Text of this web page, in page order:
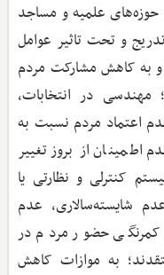
علمیه و مساجد
و تحت تاثیر عوامل
به کاهش مشارکت مردم
در انتخابات،
اعتماد مردم نسبت به
اطمینان از بروز تغییر
کنترلی و نظارتی یا
شایسته‌سالاری، عدم
حضور مردم در
به موازات کاهش